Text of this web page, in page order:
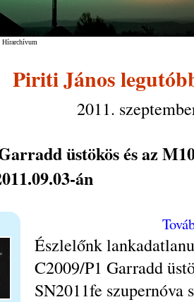
Hírarchívum
Piriti János
2011.
üstökös és az
án
Észlelőnk
C2009/P1 Garradd
SN2011fe szupernóva